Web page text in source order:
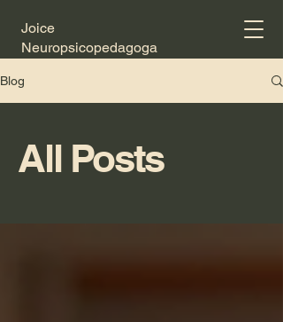
Joice
Neuropsicopedagoga
Blog
All Posts